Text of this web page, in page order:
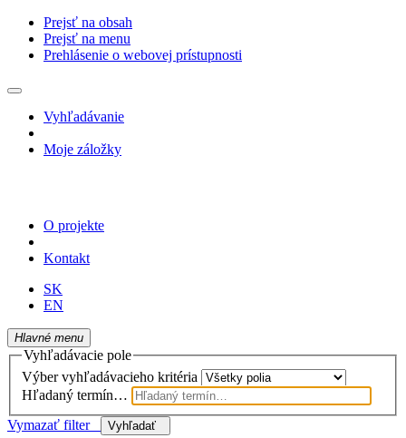
Prejsť na obsah
Prejsť na menu
Prehlásenie o webovej prístupnosti
Vyhľadávanie
Moje záložky
O projekte
Kontakt
SK
EN
Hlavné menu
Vyhľadávacie pole
Výber vyhľadávacieho kritéria
Hľadaný termín…
Vymazať filter
Vyhľadať